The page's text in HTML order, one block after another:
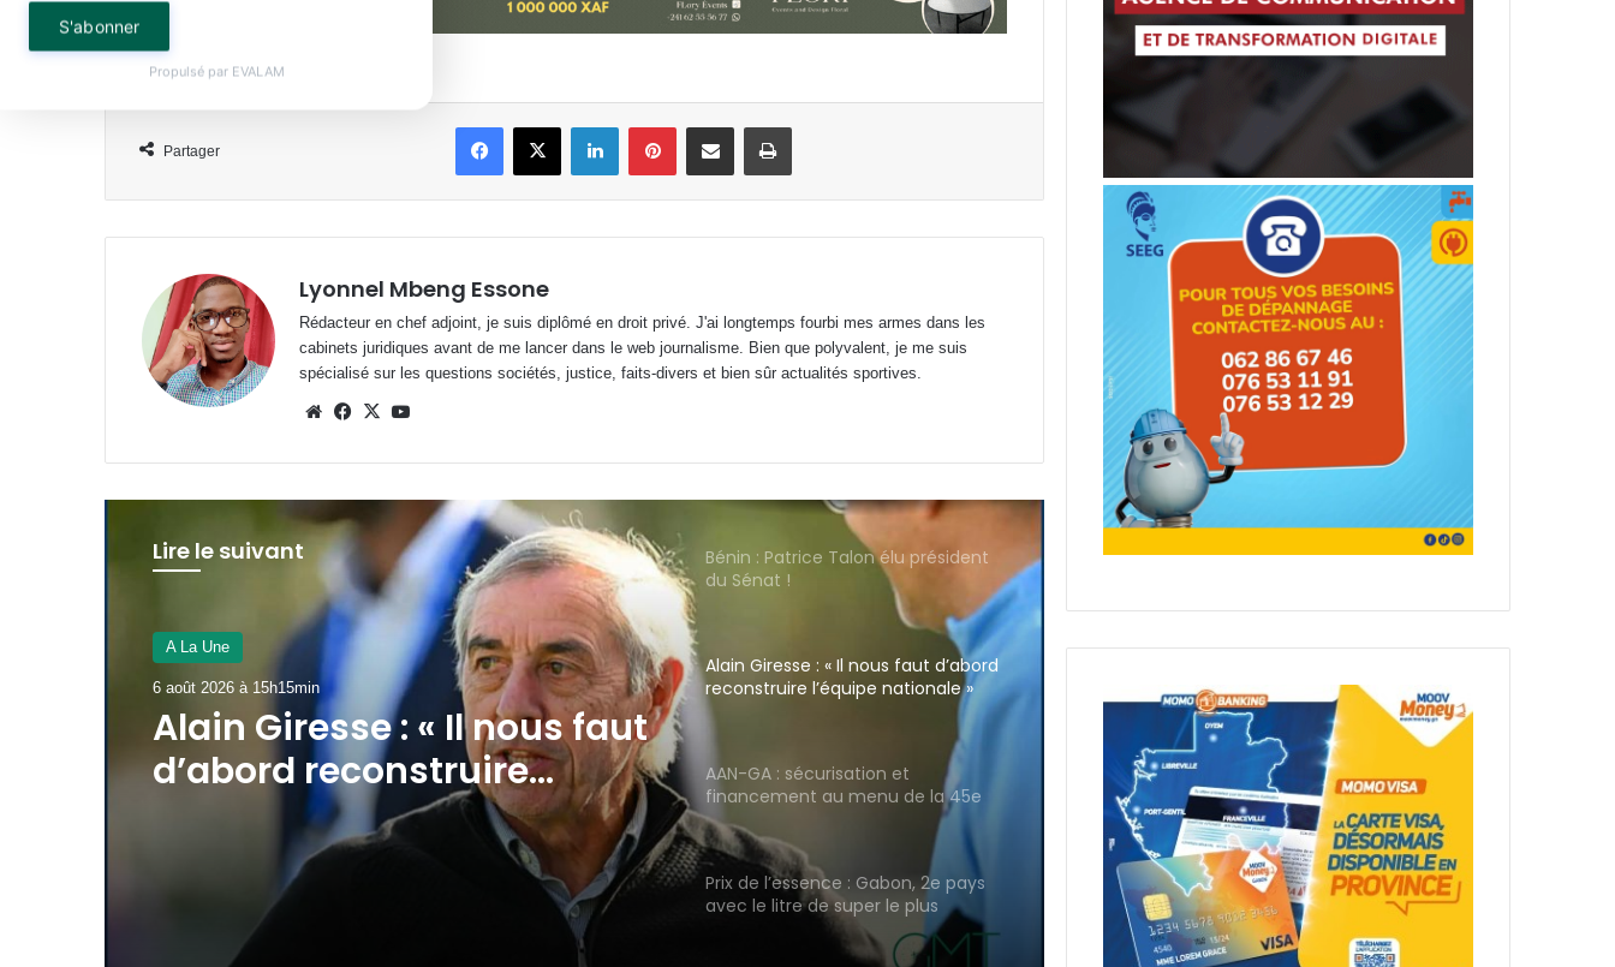
Partager
FacebookX LinkedinPinterestPartager par email Imprimer
Lyonnel Mbeng Essone
Rédacteur en chef adjoint, je suis diplômé en droit privé. J'ai longtemps fourbi mes armes dans les
cabinets juridiques avant de me lancer dans le web journalisme. Bien que polyvalent, je me suis
spécialisé sur les questions sociétés, justice, faits-divers et bien sûr actualités sportives.
WebsiteFacebook
X
Lire le suivant
A La Une
6 août 2026 à 15h11min
AAN-GA : sécurisation et
financement au menu de
la 45e session
Football : le cas Medwin Biteghe
peut-il rendre réticents les
Gabon : déjà plus de 12 443 décès
enregistrés depuis janvier 2026 !
Fondation Horizons Nouveaux : la
Gabon : Wilfried Okoumba placé
sous mandat de dépôt !
du Sénat !
Alain Giresse : « Il nous faut d’abord
reconstruire l’équipe nationale »
AAN-GA : sécurisation et
financement au menu de la 45e
session
Prix de l’essence : Gabon, 2e pays
avec le litre de super le plus
abordable en Zone FCFA !
Canal+ : 100% des coupes d’Europe
masculines de football jusqu’en
2031 en Afrique !
S'abonner
Propulsé par EVALAM